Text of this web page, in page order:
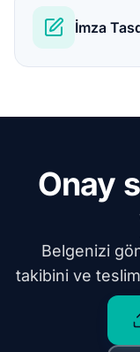
İmza
Onay
Belgenizi
takibini ve